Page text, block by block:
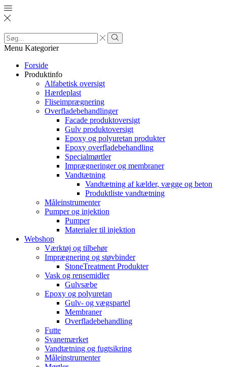
Search
input
Search
Menu Kategorier
Forside
Produktinfo
Alfabetisk oversigt
Hærdeplast
Fliseimprægnering
Overfladebehandlinger
Facade produktoversigt
Gulv produktoversigt
Epoxy og polyuretan produkter
Epoxy overfladebehandling
Specialmørtler
Imprægneringer og membraner
Vandtætning
Vandtætning af kælder, vægge og beton
Produktliste vandtætning
Måleinstrumenter
Pumper og injektion
Pumper
Materialer til injektion
Webshop
Værktøj og tilbehør
Imprægnering og støvbinder
StoneTreatment Produkter
Vask og rensemidler
Gulvsæbe
Epoxy og polyuretan
Gulv- og vægspartel
Membraner
Overfladebehandling
Futte
Svanemærket
Vandtætning og fugtsikring
Måleinstrumenter